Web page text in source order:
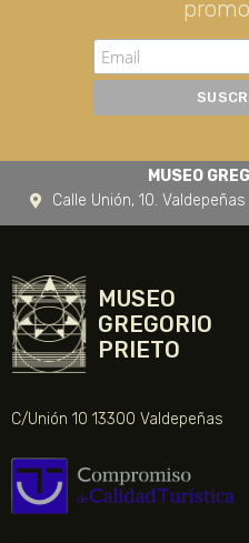
MUSEO
Calle Unión, 10.
MUSEO
GREGORIO
PRIETO
C/Unión 10 13300 Valdepeñas